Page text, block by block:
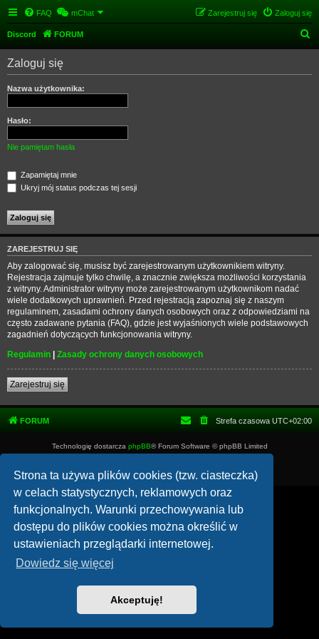
Strona ta używa plików cookies (tzw. ciasteczka)
w celach statystycznych, reklamowych oraz
funkcjonalnych. Warunki przechowywania lub
dostępu do plików cookies można określić w
ustawieniach przeglądarki internetowej.
Dowiedz się więcej
Akceptuję!
FAQ mChat Zaloguj się
Zarejestruj się
Discord FORUM
z
Zaloguj się
Nazwa użytkownika:
Hasło:
Nie pamiętam hasła
Zapamiętaj mnie
Ukryj mój status podczas tej sesji
ZAREJESTRUJ SIĘ
Aby zalogować się, musisz być zarejestrowanym użytkownikiem witryny.
Rejestracja zajmuje tylko chwilę, a znacznie zwiększa możliwości korzystania
z witryny. Administrator witryny może zarejestrowanym użytkownikom nadać
wiele dodatkowych uprawnień. Przed rejestracją zapoznaj się z naszym
regulaminem, zasadami ochrony danych osobowych oraz z odpowiedziami na
często zadawane pytania (FAQ), gdzie jest wyjaśnionych wiele podstawowych
zagadnień dotyczących funkcjonowania witryny.
Regulamin | Zasady ochrony danych osobowych
Zarejestruj się
FORUM Strefa czasowa UTC+02:00
Technologię dostarcza phpBB® Forum Software © phpBB Limited
Zasady ochrony danych osobowych
|Regulamin